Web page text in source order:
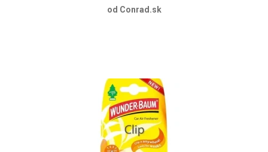
od Conrad.sk